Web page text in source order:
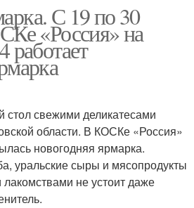
С 19 по 30
«Россия» на
работает
стол свежими деликатесами
области. В КОСКе «Россия»
новогодняя ярмарка.
уральские сыры и мясопродукты
не устоит даже